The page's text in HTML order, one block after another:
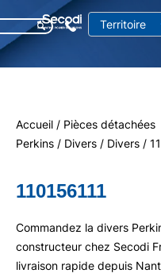
Accueil / Pièces détachées
Perkins / Divers / Divers /
110156111
Commandez la divers
constructeur chez Secodi
livraison rapide depuis